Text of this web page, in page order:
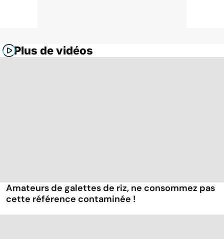
Plus de vidéos
Amateurs de galettes de riz, ne consommez pas
cette référence contaminée !